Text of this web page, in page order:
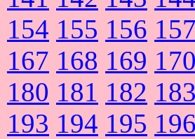
154 155 156
167 168 169
180 181 182
193 194 195